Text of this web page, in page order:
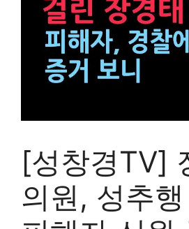
[성창경TV]
의원, 성추